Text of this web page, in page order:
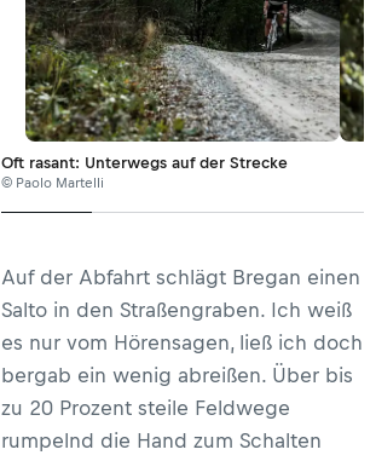
Oft rasant: Unterwegs auf der Strecke
© Paolo Martelli
Auf der Abfahrt schlägt Bregan einen
Salto in den Straßengraben. Ich weiß
es nur vom Hörensagen, ließ ich doch
bergab ein wenig abreißen. Über bis
zu 20 Prozent steile Feldwege
rumpelnd die Hand zum Schalten